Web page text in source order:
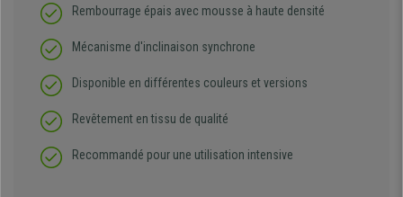
Rembourrage épais avec mousse à haute densité
Mécanisme d'inclinaison synchrone
Disponible en différentes couleurs et versions
Revêtement en tissu de qualité
Recommandé pour une utilisation intensive